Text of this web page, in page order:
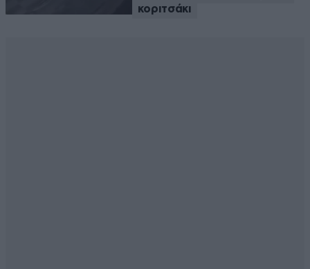
κοριτσάκι